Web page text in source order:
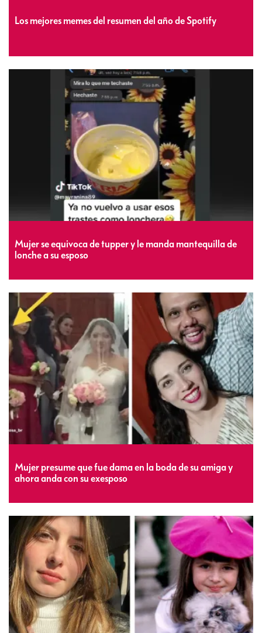
Los mejores memes del resumen del año de Spotify
Mujer se equivoca de tupper y le manda mantequilla de
lonche a su esposo
Mujer presume que fue dama en la boda de su amiga y
ahora anda con su exesposo